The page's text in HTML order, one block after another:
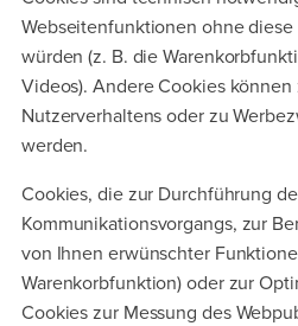
Webseitenfunktionen ohne
würden (z. B. die
Videos). Andere Cookies
Nutzerverhaltens oder zu
werden.
Cookies, die zur Durchführung
Kommunikationsvorgangs, zur
von Ihnen erwünschter
Warenkorbfunktion) oder zur
Cookies zur Messung des